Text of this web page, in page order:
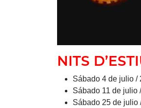
NITS
Sábado 4 de julio /
Sábado 11 de julio
Sábado 25 de julio